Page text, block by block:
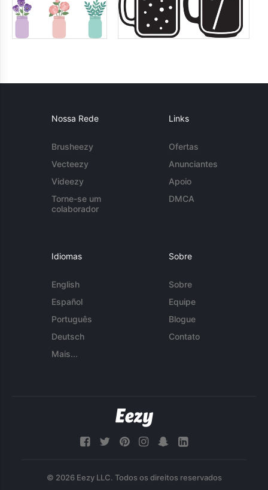
Nossa Rede
Brusheezy
Vecteezy
Videezy
Torne-se um
colaborador
Links
Ofertas
Anunciantes
Apoio
DMCA
Idiomas
English
Español
Português
Deutsch
Mais...
Sobre
Sobre
Equipe
Blogue
Contato
© 2026 Eezy LLC. Todos os direitos reservados